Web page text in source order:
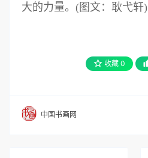
大的力量。(图文：耿弋轩)
收藏 0
中国书画网